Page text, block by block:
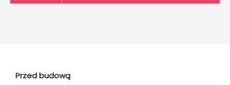
Przed budową